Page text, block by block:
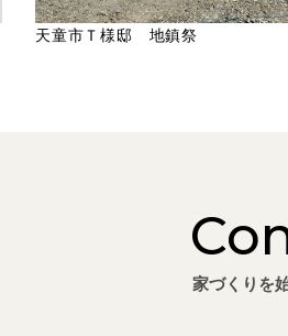
天童市Ｔ様邸 地鎮祭
家づくりを